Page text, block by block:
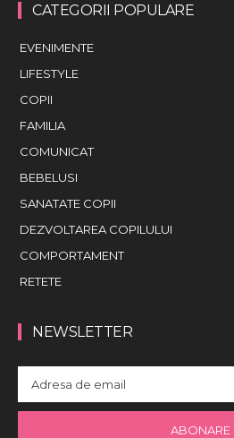
CATEGORII POPULARE
EVENIMENTE
LIFESTYLE
COPII
FAMILIA
COMUNICAT
BEBELUSI
SANATATE COPII
DEZVOLTAREA COPILULUI
COMPORTAMENT
RETETE
NEWSLETTER
ABONARE